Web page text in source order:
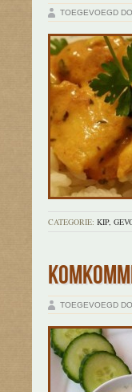
TOEGEVOEGD
CATEGORIE: KIP,
TOEGEVOEGD